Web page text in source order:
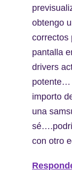
obtengo
correctos
pantalla
drivers
potente…
importo
una
con otro